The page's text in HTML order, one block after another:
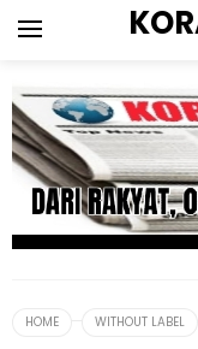
HOME WITHOUT LABEL